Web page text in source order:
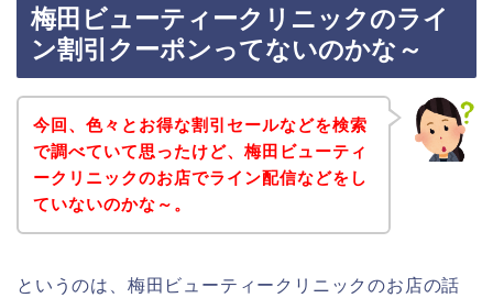
梅田ビューティークリニックのライ
ン割引クーポンってないのかな～
今回、色々とお得な割引セールなどを検索
で調べていて思ったけど、梅田ビューティ
ークリニックのお店でライン配信などをし
ていないのかな～。
というのは、梅田ビューティークリニックのお店の話